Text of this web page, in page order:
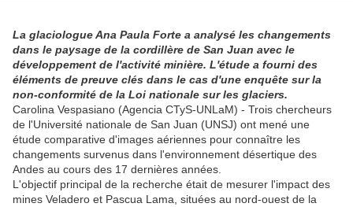
La glaciologue Ana Paula Forte a analysé les changements
dans le paysage de la cordillère de San Juan avec le
développement de l'activité minière. L'étude a fourni des
éléments de preuve clés dans le cas d'une enquête sur la
non-conformité de la Loi nationale sur les glaciers.
Carolina Vespasiano (Agencia CTyS-UNLaM) - Trois chercheurs
de l'Université nationale de San Juan (UNSJ) ont mené une
étude comparative d'images aériennes pour connaître les
changements survenus dans l'environnement désertique des
Andes au cours des 17 dernières années.
L'objectif principal de la recherche était de mesurer l'impact des
mines Veladero et Pascua Lama, situées au nord-ouest de la